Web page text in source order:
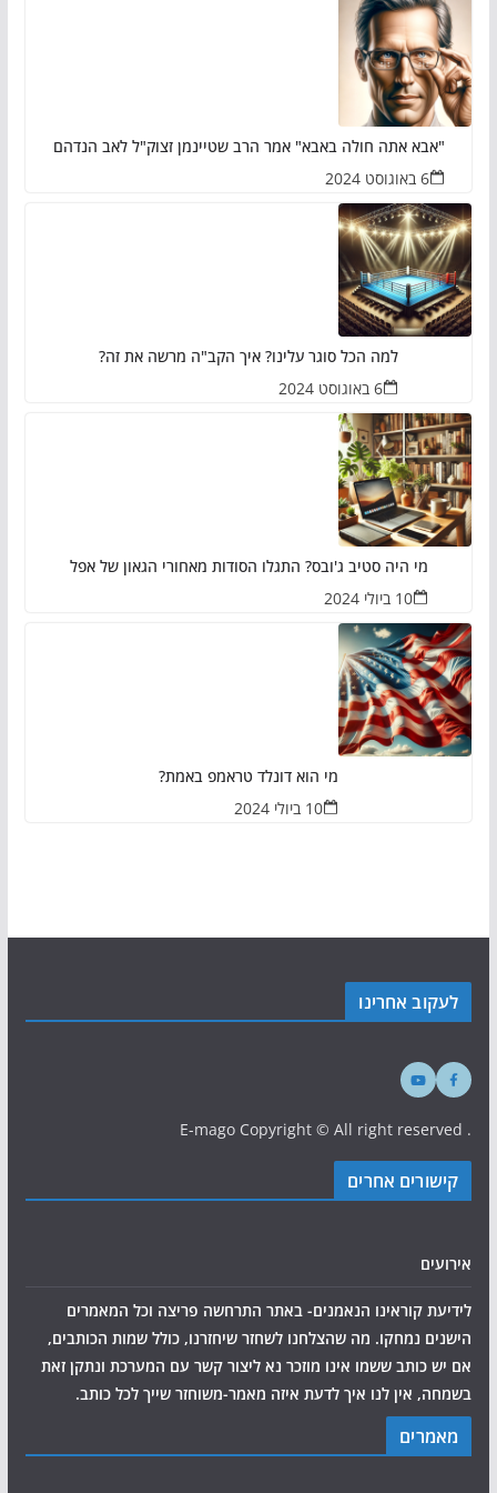
"אבא אתה חולה באבא" אמר הרב שטיינמן זצוק"ל לאב הנדהם
6 באוגוסט 2024
למה הכל סוגר עלינו? איך הקב"ה מרשה את זה?
6 באוגוסט 2024
מי היה סטיב ג'ובס? התגלו הסודות מאחורי הגאון של אפל
10 ביולי 2024
מי הוא דונלד טראמפ באמת?
10 ביולי 2024
לעקוב אחרינו
. E-mago Copyright © All right reserved
קישורים אחרים
אירועים
לידיעת קוראינו הנאמנים- באתר התרחשה פריצה וכל המאמרים
הישנים נמחקו. מה שהצלחנו לשחזר שיחזרנו, כולל שמות הכותבים,
אם יש כותב ששמו אינו מוזכר נא ליצור קשר עם המערכת ונתקן זאת
בשמחה, אין לנו איך לדעת איזה מאמר-משוחזר שייך לכל כותב.
מאמרים